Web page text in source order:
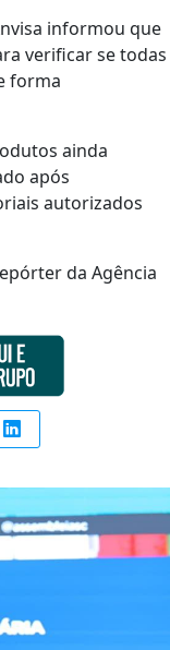
informou que
verificar se todas
forma
ainda
após
autorizados
da Agência